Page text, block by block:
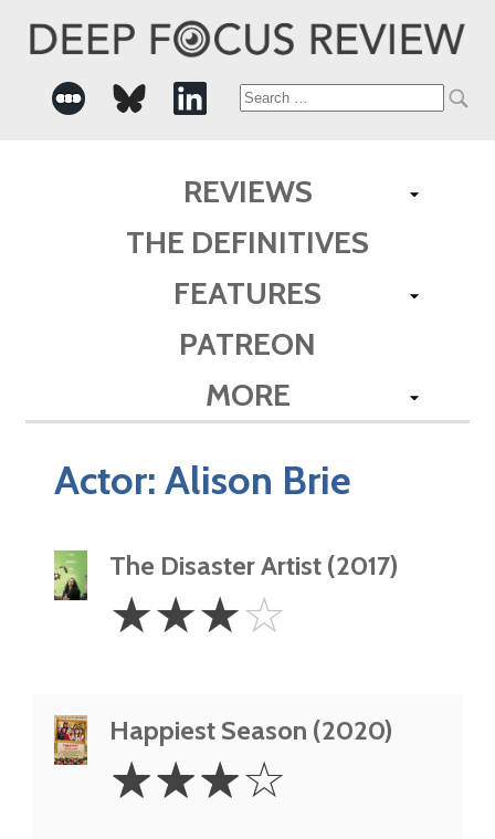
Search
REVIEWS
THE DEFINITIVES
FEATURES
PATREON
MORE
Actor:Alison Brie
The Disaster Artist (2017)
Stars
☆☆☆☆
Happiest Season (2020)
Stars
☆☆☆☆